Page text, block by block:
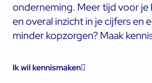
onderneming. Meer tijd voor je
en overal inzicht in je cijfers en
minder kopzorgen? Maak
Ik wil kennismaken